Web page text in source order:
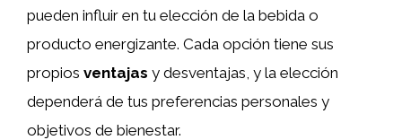
pueden influir en tu elección de la bebida o
producto energizante. Cada opción tiene sus
propios ventajas y desventajas, y la elección
dependerá de tus preferencias personales y
objetivos de bienestar.